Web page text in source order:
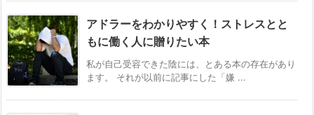
アドラーをわかりやすく！ストレスとと
もに働く人に贈りたい本
私が自己受容できた陰には、とある本の存在があり
ます。 それが以前に記事にした「嫌 ...